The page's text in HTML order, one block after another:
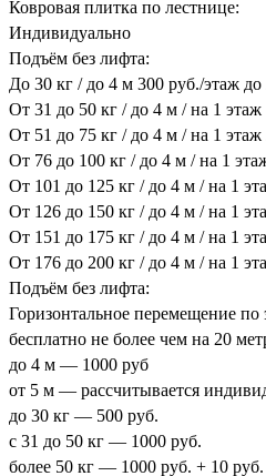
Ковровая плитка по лестнице:
Индивидуально
Подъём без лифта:
До 30 кг / до 4 м 300 руб./этаж
От 31 до 50 кг / до 4 м / на 1
От 51 до 75 кг / до 4 м / на 1
От 76 до 100 кг / до 4 м / на 1
От 101 до 125 кг / до 4 м / на 1
От 126 до 150 кг / до 4 м / на 1
От 151 до 175 кг / до 4 м / на 1
От 176 до 200 кг / до 4 м / на 1
Подъём без лифта:
Горизонтальное перемещение по
бесплатно не более чем на 20
до 4 м — 1000 руб
от 5 м — рассчитывается
до 30 кг — 500 руб.
с 31 до 50 кг — 1000 руб.
более 50 кг — 1000 руб. + 10